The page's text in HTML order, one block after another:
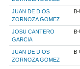
JUAN DE DIOS
ZORNOZA GOMEZ
JOSU CANTERO
GARCIA
JUAN DE DIOS
ZORNOZA GOMEZ